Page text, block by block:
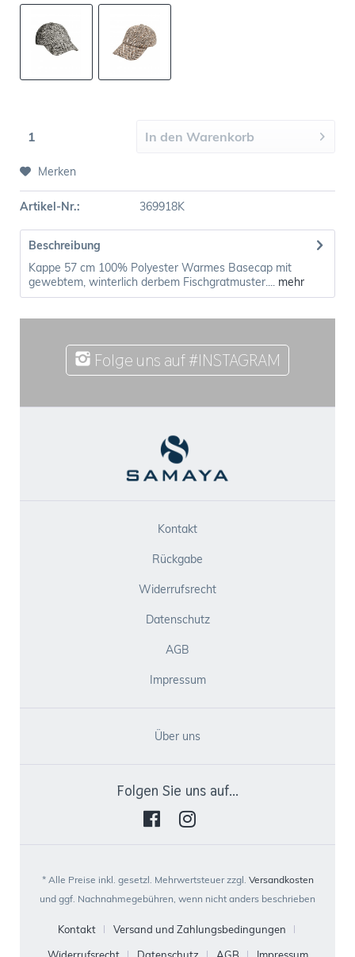
In den Warenkorb
Merken
Artikel-Nr.: 369918K
Beschreibung
Kappe 57 cm 100% Polyester Warmes Basecap mit
gewebtem, winterlich derbem Fischgratmuster.... mehr
Folge uns auf #INSTAGRAM
Kontakt
Rückgabe
Widerrufsrecht
Datenschutz
AGB
Impressum
Über uns
Folgen Sie uns auf...
* Alle Preise inkl. gesetzl. Mehrwertsteuer zzgl. Versandkosten
und ggf. Nachnahmegebühren, wenn nicht anders beschrieben
Kontakt
Versand und Zahlungsbedingungen